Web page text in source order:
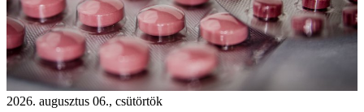
2026. augusztus 06., csütörtök